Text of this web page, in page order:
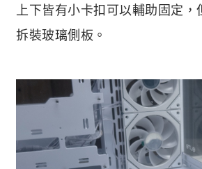
上下皆有小卡扣可以輔助固定
拆裝玻璃側板。